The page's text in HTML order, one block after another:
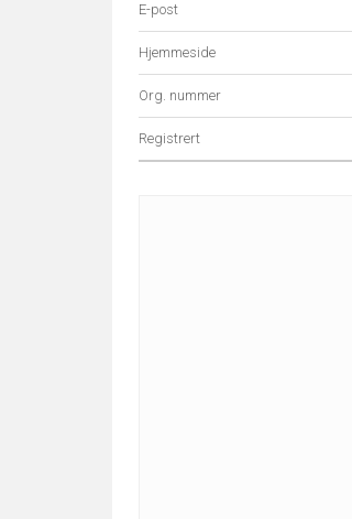
E-post
Hjemmeside
Org. nummer
Registrert